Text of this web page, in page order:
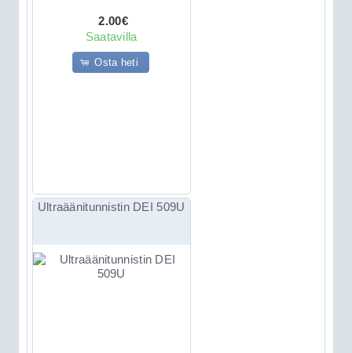
2.00€
Saatavilla
Osta heti
Ultraäänitunnistin DEI 509U